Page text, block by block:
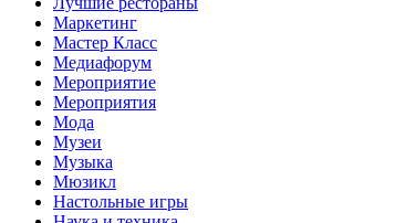
Маркетинг
Мастер Класс
Медиафорум
Мероприятие
Мероприятия
Мода
Музеи
Музыка
Мюзикл
Настольные игры